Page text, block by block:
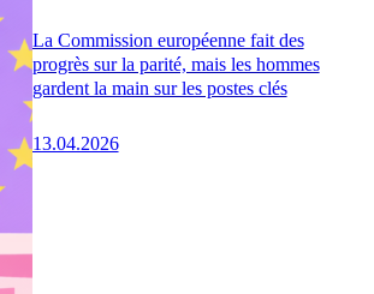
La Commission européenne fait des
progrès sur la parité, mais les hommes
gardent la main sur les postes clés
13.04.2026